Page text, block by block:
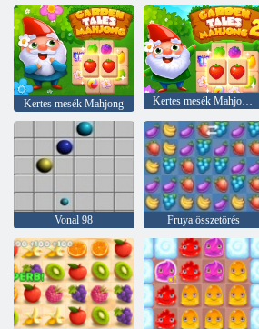
Kertes mesék Mahjong Kertes mesék Mahjong 2
Vonal 98 Fruya összetörés